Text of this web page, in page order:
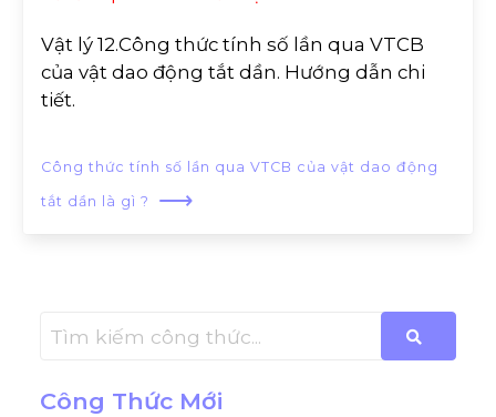
Vật lý 12.Công thức tính số lần qua VTCB
của vật dao động tắt dần. Hướng dẫn chi
tiết.
Công thức tính số lần qua VTCB của vật dao động
tắt dần là gì ? ⟶
Công Thức Mới